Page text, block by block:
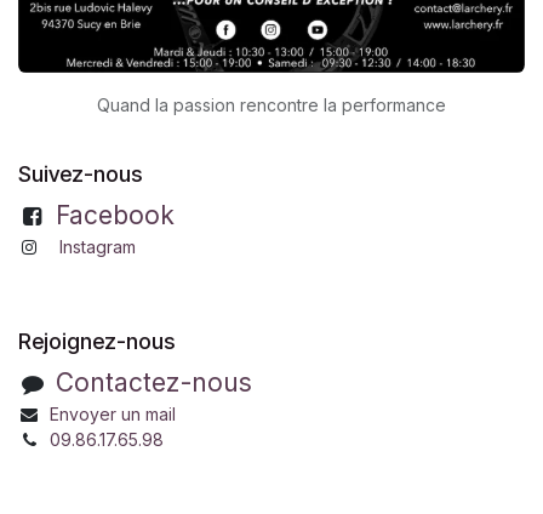
Quand la passion rencontre la performance
Suivez-nous
Facebook
Instagram
Rejoignez-nous
Contactez-nous
Envoyer un mail
09.86.17.65.98